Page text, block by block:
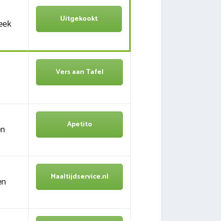
Uitgekookt
Vers aan Tafel
Apetito
Maaltijdservice.nl